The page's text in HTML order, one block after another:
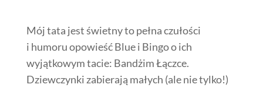
Mój tata jest świetny to pełna czułości
i humoru opowieść Blue i Bingo o ich
wyjątkowym tacie: Bandżim Łączce.
Dziewczynki zabierają małych (ale nie tylko!)